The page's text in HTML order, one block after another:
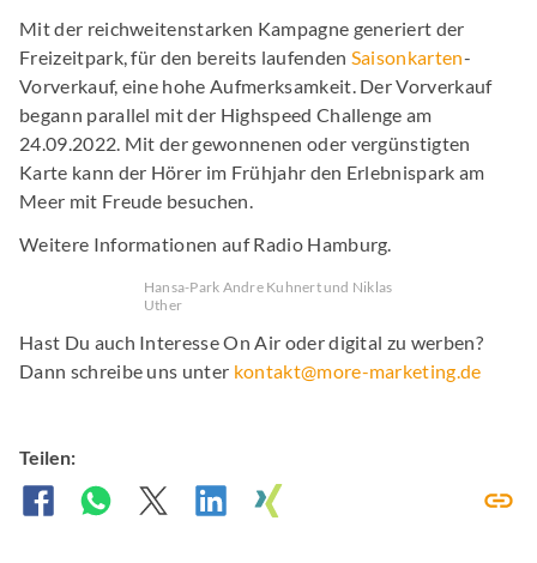
Mit der reichweitenstarken Kampagne generiert der
Freizeitpark, für den bereits laufenden Saisonkarten-
Vorverkauf, eine hohe Aufmerksamkeit. Der Vorverkauf
begann parallel mit der Highspeed Challenge am
24.09.2022. Mit der gewonnenen oder vergünstigten
Karte kann der Hörer im Frühjahr den Erlebnispark am
Meer mit Freude besuchen.
Weitere Informationen auf Radio Hamburg.
Hansa-Park Andre Kuhnert und Niklas
Uther
Hast Du auch Interesse On Air oder digital zu werben?
Dann schreibe uns unter kontakt@more-marketing.de
Teilen: